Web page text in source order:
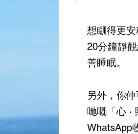
想瞓得更
20分鐘靜
善睡眠。
另外，你
哋嘅「心 ‧
WhatsApp